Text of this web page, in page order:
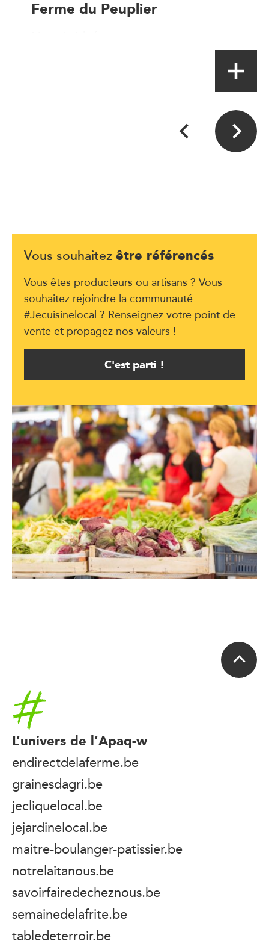
Ferme du Peuplier
Vous souhaitez être référencés
Vous êtes producteurs ou artisans ? Vous
souhaitez rejoindre la communauté
#Jecuisinelocal ? Renseignez votre point de
vente et propagez nos valeurs !
C'est parti !
Accueil
L’univers de l’Apaq-w
endirectdelaferme.be
grainesdagri.be
jecliquelocal.be
jejardinelocal.be
maitre-boulanger-patissier.be
notrelaitanous.be
savoirfairedecheznous.be
semainedelafrite.be
tabledeterroir.be